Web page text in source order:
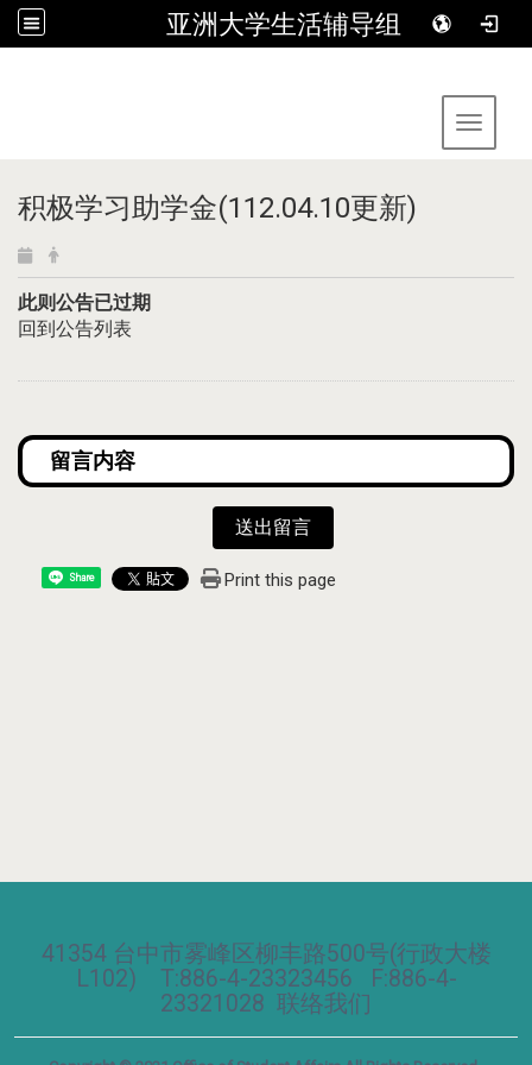
亚洲大学生活辅导组
Toggle
积极学习助学金(112.04.10更新)
此则公告已过期
回到公告列表
送出留言
Share Print this page
41354 台中市雾峰区柳丰路500号(行政大楼
L102) T:886-4-23323456 F:886-4-
23321028 联络我们